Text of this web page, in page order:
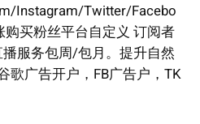
Instagram/Twitter/Facebo
买粉丝平台自定义 订阅者
服务包周/包月。提升自然
歌广告开户，FB广告户，TK